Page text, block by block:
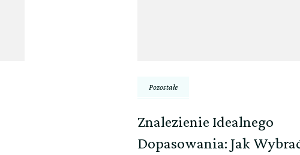
Pozostałe
Znalezienie Idealnego
Dopasowania: Jak